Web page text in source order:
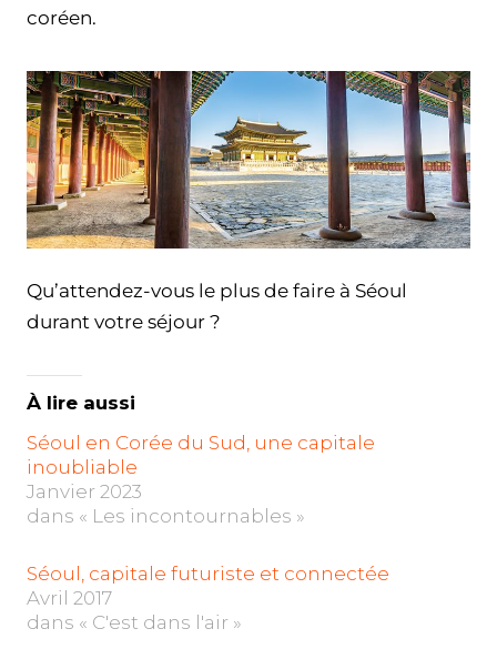
coréen.
Qu’attendez-vous le plus de faire à Séoul
durant votre séjour ?
À lire aussi
Séoul en Corée du Sud, une capitale
inoubliable
Janvier 2023
dans « Les incontournables »
Séoul, capitale futuriste et connectée
Avril 2017
dans « C'est dans l'air »